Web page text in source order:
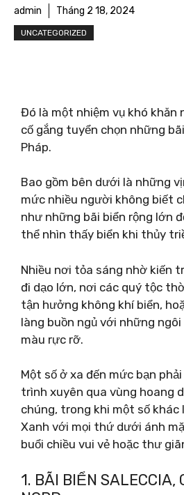
admin Tháng 2 18, 2024
UNCATEGORIZED
Đó là một nhiệm vụ khó khăn
cố gắng tuyển chọn những
Pháp.
Bao gồm bên dưới là những
mức nhiều người không biết
như những bãi biển rộng lớn
thể nhìn thấy biển khi thủy
Nhiều nơi tỏa sáng nhờ kiến
đi dạo lớn, nơi các quý tộc
tận hưởng không khí biển,
làng buồn ngủ với những
màu rực rỡ.
Một số ở xa đến mức bạn
trình xuyên qua vùng hoang
chúng, trong khi một số khác
Xanh với mọi thứ dưới ánh
buổi chiều vui vẻ hoặc thư
1. BÃI BIỂN SALECCIA,